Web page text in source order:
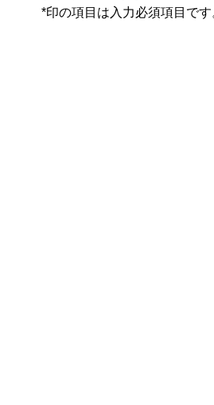
*印の項目は入力必須項目です